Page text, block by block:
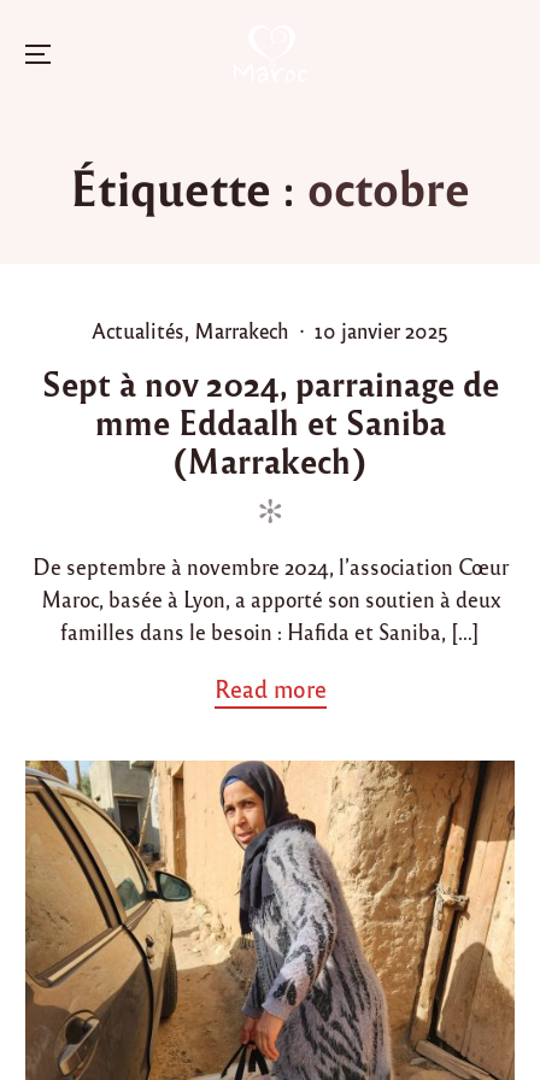
Menu
Étiquette : octobre
P
s
t
Actualités, Marrakech
P
s
t
d
10 janvier 2025
Sept à nov 2024, parrainage de
mme Eddaalh et Saniba
(Marrakech)
De septembre à novembre 2024, l’association Cœur
Maroc, basée à Lyon, a apporté son soutien à deux
familles dans le besoin : Hafida et Saniba, […]
Read morea
b
t
"
S
e
p
t
à
n
o
v
2
0
2
4